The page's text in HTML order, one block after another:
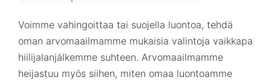
Voimme vahingoittaa tai suojella luontoa, tehdä
oman arvomaailmamme mukaisia valintoja vaikkapa
hiilijalanjälkemme suhteen. Arvomaailmamme
heijastuu myös siihen, miten omaa luontoamme